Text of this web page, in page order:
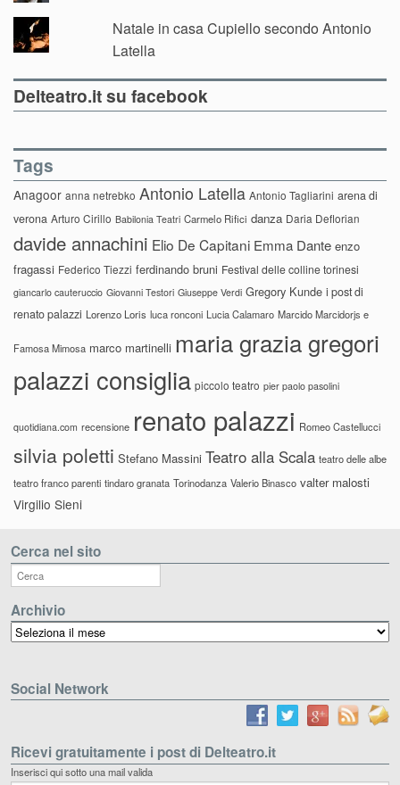
Natale in casa Cupiello secondo Antonio
Latella
Delteatro.it su facebook
Tags
Anagoor anna netrebko Antonio Latella Antonio Tagliarini arena di
verona Arturo Cirillo Babilonia Teatri Carmelo Rifici danza Daria Deflorian
davide annachini Elio De Capitani Emma Dante enzo
fragassi Federico Tiezzi ferdinando bruni Festival delle colline torinesi
giancarlo cauteruccio Giovanni Testori Giuseppe Verdi Gregory Kunde i post di
renato palazzi Lorenzo Loris luca ronconi Lucia Calamaro Marcido Marcidorjs e
Famosa Mimosa marco martinelli maria grazia gregori
palazzi consiglia piccolo teatro pier paolo pasolini
quotidiana.com recensione renato palazzi Romeo Castellucci
silvia poletti Stefano Massini Teatro alla Scala teatro delle albe
teatro franco parenti tindaro granata Torinodanza Valerio Binasco valter malosti
Virgilio Sieni
Cerca nel sito
Archivio
Archivio
Social Network
Ricevi gratuitamente i post di Delteatro.it
Inserisci qui sotto una mail valida